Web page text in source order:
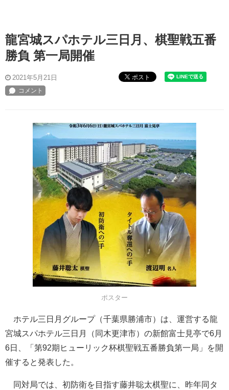
龍宮城スパホテル三日月、棋聖戦五番
勝負 第一局開催
2021年5月21日 ポスト
ポスター
ホテル三日月グループ（千葉県勝浦市）は、運営する龍
宮城スパホテル三日月（同木更津市）の新館富士見亭で6月
6日、「第92期ヒューリック杯棋聖戦五番勝負第一局」を開
催すると発表した。
同対局では、初防衛を目指す藤井聡太棋聖に、昨年同タ